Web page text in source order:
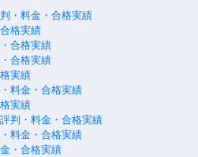
・料金・合格実績
格実績
合格実績
合格実績
実績
料金・合格実績
実績
判・料金・合格実績
料金・合格実績
・合格実績